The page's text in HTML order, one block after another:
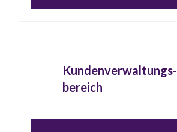
Kundenverwaltungs-
bereich